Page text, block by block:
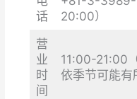
话
20:00）
营
业
时
间
11:00-21:00
依季节可能有